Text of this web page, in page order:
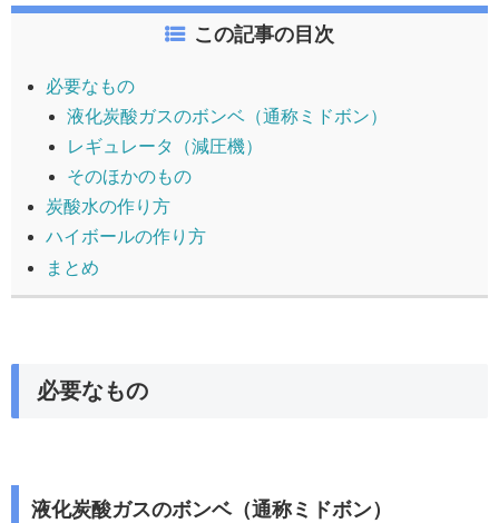
この記事の目次
必要なもの
液化炭酸ガスのボンベ（通称ミドボン）
レギュレータ（減圧機）
そのほかのもの
炭酸水の作り方
ハイボールの作り方
まとめ
必要なもの
液化炭酸ガスのボンベ（通称ミドボン）